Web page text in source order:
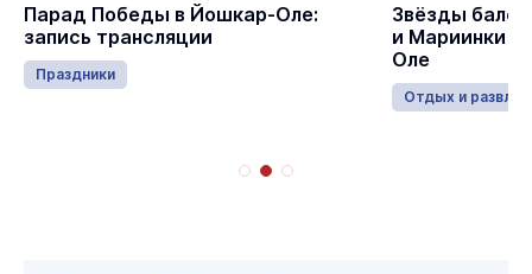
Парад Победы в Йошкар-Оле:
запись трансляции
Праздники
Звёзды
и Мариинки
Оле
Отдых и